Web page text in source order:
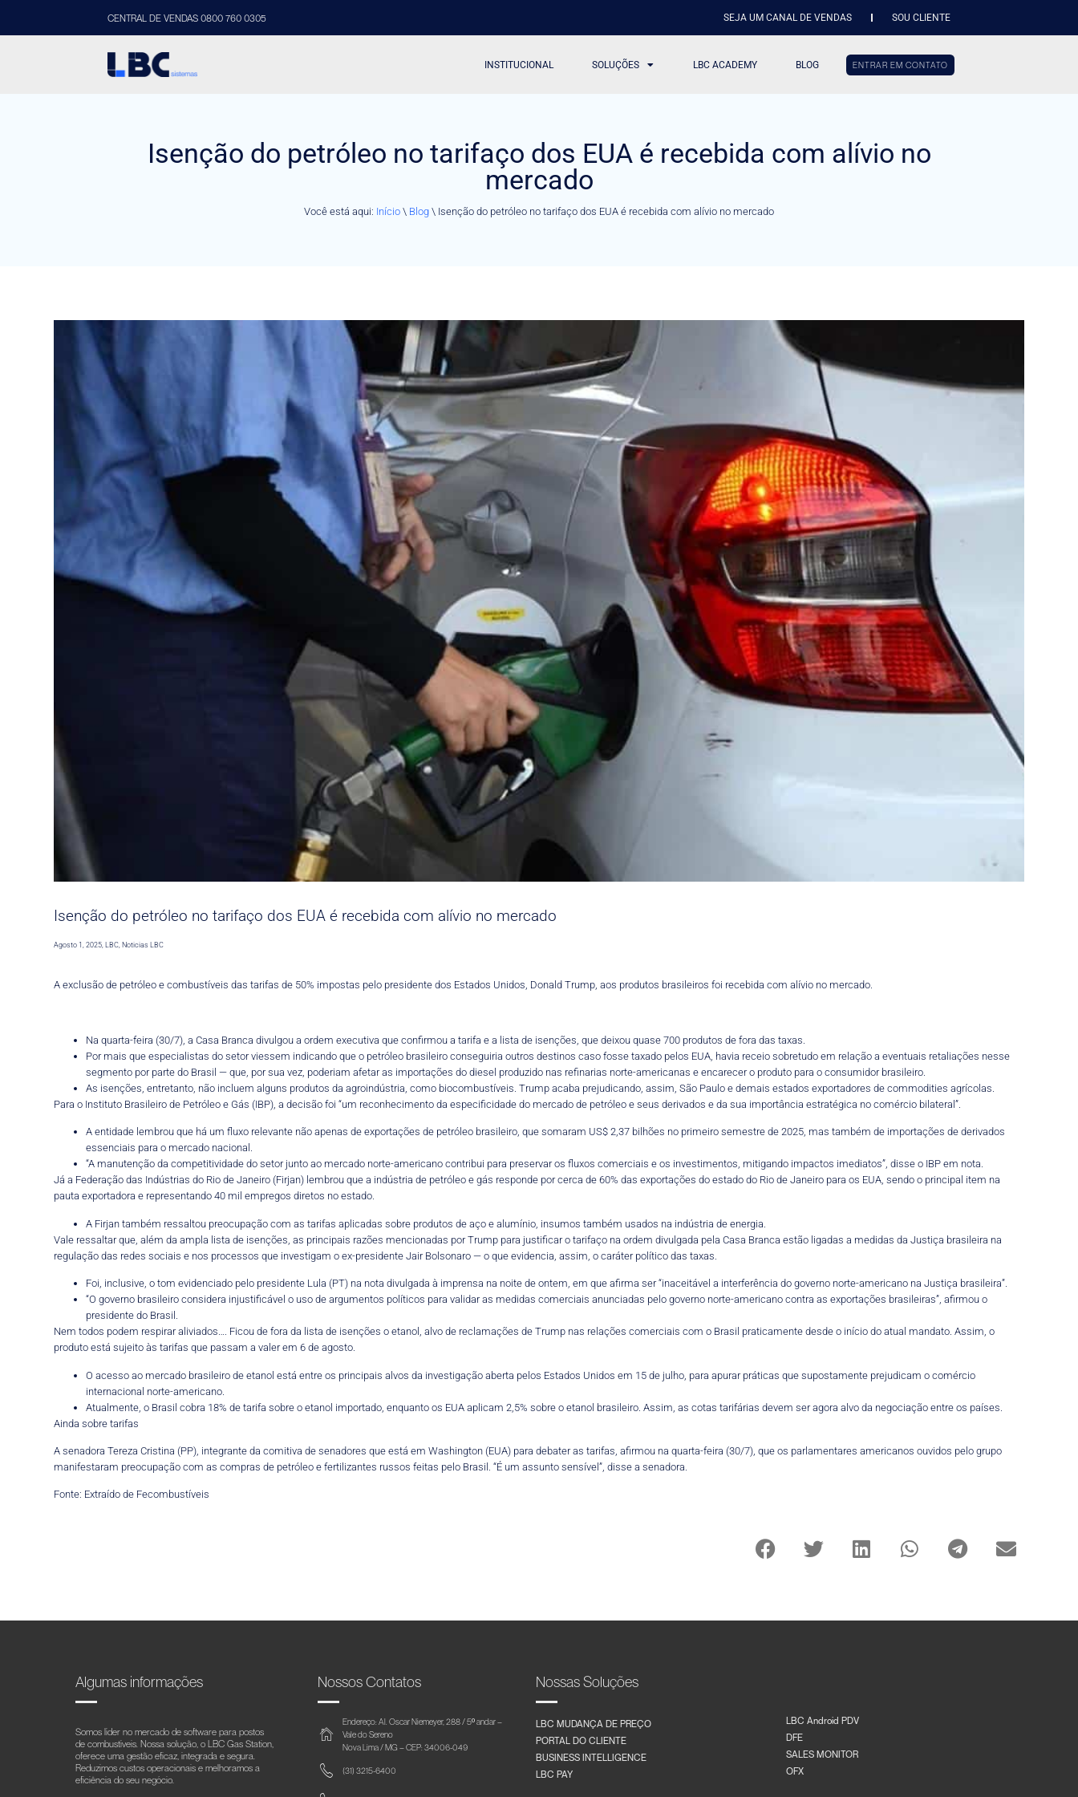
CENTRAL DE VENDAS 0800 760 0305 SEJA UM CANAL DE VENDAS SOU CLIENTE
INSTITUCIONAL SOLUÇÕES LBC ACADEMY BLOG ENTRAR EM CONTATO
Isenção do petróleo no tarifaço dos EUA é recebida com alívio no
mercado
Você está aqui: Início \ Blog \ Isenção do petróleo no tarifaço dos EUA é recebida com alívio no mercado
Isenção do petróleo no tarifaço dos EUA é recebida com alívio no mercado
Agosto 1, 2025 ,LBC Noticias LBC
A exclusão de petróleo e combustíveis das tarifas de 50% impostas pelo presidente dos Estados Unidos, Donald Trump, aos produtos brasileiros foi recebida com alívio no mercado.
Na quarta-feira (30/7), a Casa Branca divulgou a ordem executiva que confirmou a tarifa e a lista de isenções, que deixou quase 700 produtos de fora das taxas.
Por mais que especialistas do setor viessem indicando que o petróleo brasileiro conseguiria outros destinos caso fosse taxado pelos EUA, havia receio sobretudo em relação a eventuais retaliações nesse
segmento por parte do Brasil — que, por sua vez, poderiam afetar as importações do diesel produzido nas refinarias norte-americanas e encarecer o produto para o consumidor brasileiro.
As isenções, entretanto, não incluem alguns produtos da agroindústria, como biocombustíveis. Trump acaba prejudicando, assim, São Paulo e demais estados exportadores de commodities agrícolas.
Para o Instituto Brasileiro de Petróleo e Gás (IBP), a decisão foi “um reconhecimento da especificidade do mercado de petróleo e seus derivados e da sua importância estratégica no comércio bilateral”.
A entidade lembrou que há um fluxo relevante não apenas de exportações de petróleo brasileiro, que somaram US$ 2,37 bilhões no primeiro semestre de 2025, mas também de importações de derivados
essenciais para o mercado nacional.
“A manutenção da competitividade do setor junto ao mercado norte-americano contribui para preservar os fluxos comerciais e os investimentos, mitigando impactos imediatos”, disse o IBP em nota.
Já a Federação das Indústrias do Rio de Janeiro (Firjan) lembrou que a indústria de petróleo e gás responde por cerca de 60% das exportações do estado do Rio de Janeiro para os EUA, sendo o principal item na
pauta exportadora e representando 40 mil empregos diretos no estado.
A Firjan também ressaltou preocupação com as tarifas aplicadas sobre produtos de aço e alumínio, insumos também usados na indústria de energia.
Vale ressaltar que, além da ampla lista de isenções, as principais razões mencionadas por Trump para justificar o tarifaço na ordem divulgada pela Casa Branca estão ligadas a medidas da Justiça brasileira na
regulação das redes sociais e nos processos que investigam o ex-presidente Jair Bolsonaro — o que evidencia, assim, o caráter político das taxas.
Foi, inclusive, o tom evidenciado pelo presidente Lula (PT) na nota divulgada à imprensa na noite de ontem, em que afirma ser “inaceitável a interferência do governo norte-americano na Justiça brasileira”.
“O governo brasileiro considera injustificável o uso de argumentos políticos para validar as medidas comerciais anunciadas pelo governo norte-americano contra as exportações brasileiras”, afirmou o
presidente do Brasil.
Nem todos podem respirar aliviados…. Ficou de fora da lista de isenções o etanol, alvo de reclamações de Trump nas relações comerciais com o Brasil praticamente desde o início do atual mandato. Assim, o
produto está sujeito às tarifas que passam a valer em 6 de agosto.
O acesso ao mercado brasileiro de etanol está entre os principais alvos da investigação aberta pelos Estados Unidos em 15 de julho, para apurar práticas que supostamente prejudicam o comércio
internacional norte-americano.
Atualmente, o Brasil cobra 18% de tarifa sobre o etanol importado, enquanto os EUA aplicam 2,5% sobre o etanol brasileiro. Assim, as cotas tarifárias devem ser agora alvo da negociação entre os países.
Ainda sobre tarifas
A senadora Tereza Cristina (PP), integrante da comitiva de senadores que está em Washington (EUA) para debater as tarifas, afirmou na quarta-feira (30/7), que os parlamentares americanos ouvidos pelo grupo
manifestaram preocupação com as compras de petróleo e fertilizantes russos feitas pelo Brasil. “É um assunto sensível”, disse a senadora.
Fonte: Extraído de Fecombustíveis
Algumas informações
Somos líder no mercado de software para postos
de combustíveis. Nossa solução, o LBC Gas Station,
oferece uma gestão eficaz, integrada e segura.
Reduzimos custos operacionais e melhoramos a
eficiência do seu negócio.
Nossos Contatos
Endereço: Al. Oscar Niemeyer, 288 / 5º andar –
Vale do Sereno
Nova Lima / MG – CEP: 34006-049
(31) 3215-6400
Nossas Soluções
LBC MUDANÇA DE PREÇO
PORTAL DO CLIENTE
BUSINESS INTELLIGENCE
LBC PAY
LBC Android PDV
DFE
SALES MONITOR
OFX